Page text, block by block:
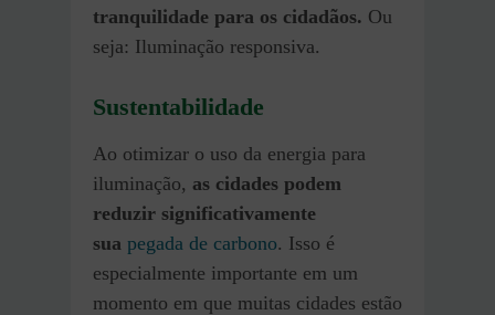
tranquilidade para os cidadãos. Ou
seja: Iluminação responsiva.
Sustentabilidade
Ao otimizar o uso da energia para
iluminação, as cidades podem
reduzir significativamente
sua pegada de carbono. Isso é
especialmente importante em um
momento em que muitas cidades estão